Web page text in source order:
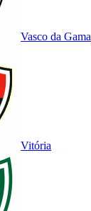
Vasco da Gama
Vitória